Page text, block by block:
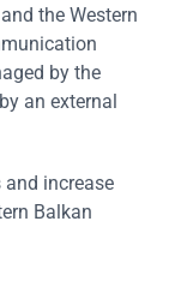
and the Western
by the
an external
and increase
Balkan